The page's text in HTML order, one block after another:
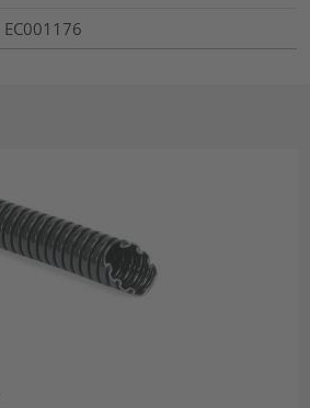
EC001176